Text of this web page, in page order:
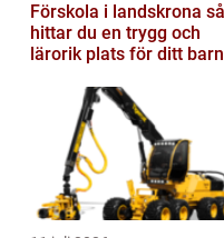
Förskola i landskrona så
hittar du en trygg och
lärorik plats för ditt barn